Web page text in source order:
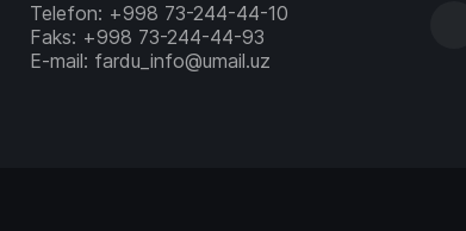
Telefon: +998 73-244-44-10
Faks: +998 73-244-44-93
E-mail: fardu_info@umail.uz